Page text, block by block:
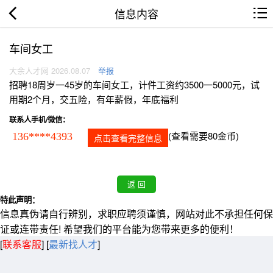
信息内容
车间女工
大余人才网 2026.08.07 举报
招聘18周岁一45岁的车间女工，计件工资约3500一5000元，试
用期2个月，交五险，有年薪假，年底福利
联系人手机/微信：
136****4393 点击查看完整信息 (查看需要80金币)
特此声明：
信息真伪请自行辨别，求职应聘须谨慎，网站对此不承担任何保
证或连带责任! 希望我们的平台能为您带来更多的便利！
[联系客服] [最新找人才]